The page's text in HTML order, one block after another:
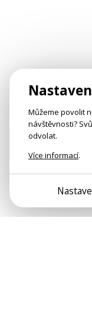
Můžeme povolit
návštěvnosti?
odvolat.
Více informací.